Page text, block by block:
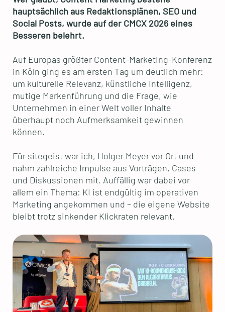
hauptsächlich aus Redaktionsplänen, SEO und
Social Posts, wurde auf der CMCX 2026 eines
Besseren belehrt.
Auf Europas größter Content-Marketing-Konferenz
in Köln ging es am ersten Tag um deutlich mehr:
um kulturelle Relevanz, künstliche Intelligenz,
mutige Markenführung und die Frage, wie
Unternehmen in einer Welt voller Inhalte
überhaupt noch Aufmerksamkeit gewinnen
können.
Für sitegeist war ich, Holger Meyer vor Ort und
nahm zahlreiche Impulse aus Vorträgen, Cases
und Diskussionen mit. Auffällig war dabei vor
allem ein Thema: KI ist endgültig im operativen
Marketing angekommen und – die eigene Website
bleibt trotz sinkender Klickraten relevant.